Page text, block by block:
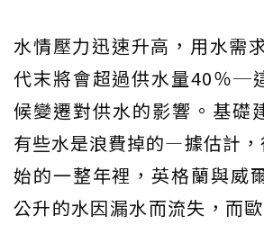
水情壓力迅速升高，用水需
代末將會超過供水量40％─
候變遷對供水的影響。基礎
有些水是浪費掉的―據估計
始的一整年裡，英格蘭與威
公升的水因漏水而流失，而